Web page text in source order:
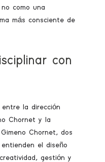
como una
más consciente de
con
la dirección
Chornet y la
Chornet, dos
el diseño
gestión y